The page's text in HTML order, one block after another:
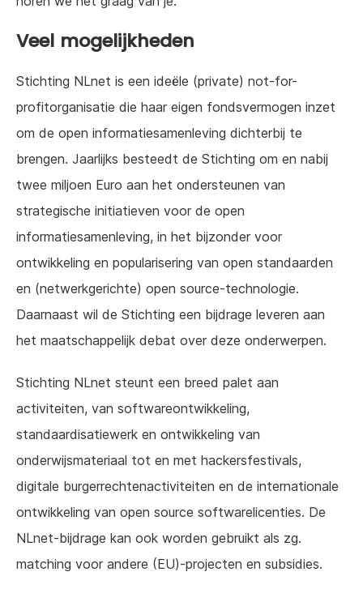
Veel mogelijkheden
Stichting NLnet is een ideële (private) not-for-
profitorganisatie die haar eigen fondsvermogen inzet
om de open informatiesamenleving dichterbij te
brengen. Jaarlijks besteedt de Stichting om en nabij
twee miljoen Euro aan het ondersteunen van
strategische initiatieven voor de open
informatiesamenleving, in het bijzonder voor
ontwikkeling en popularisering van open standaarden
en (netwerkgerichte) open source-technologie.
Daarnaast wil de Stichting een bijdrage leveren aan
het maatschappelijk debat over deze onderwerpen.
Stichting NLnet steunt een breed palet aan
activiteiten, van softwareontwikkeling,
standaardisatiewerk en ontwikkeling van
onderwijsmateriaal tot en met hackersfestivals,
digitale burgerrechtenactiviteiten en de internationale
ontwikkeling van open source softwarelicenties. De
NLnet-bijdrage kan ook worden gebruikt als zg.
matching voor andere (EU)-projecten en subsidies.